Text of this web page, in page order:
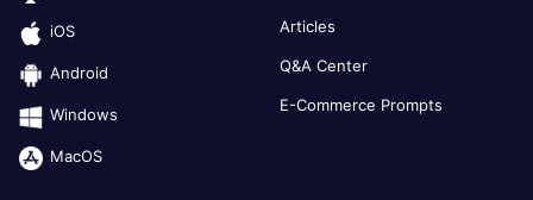
iOS
Android
Windows
MacOS
Articles
Q&A Center
E-Commerce Prompts